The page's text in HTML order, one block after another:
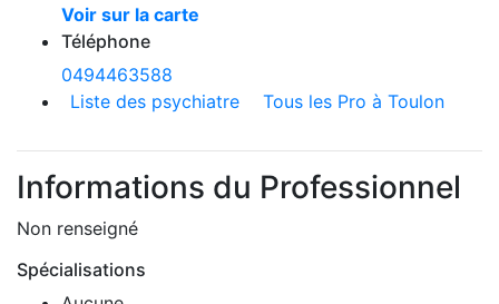
Voir sur la carte
Téléphone
0494463588
Liste des psychiatre
Tous les Pro à Toulon
Informations du Professionnel
Non renseigné
Spécialisations